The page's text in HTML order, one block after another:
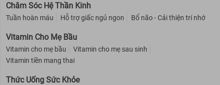
Chăm Sóc Hệ Thần Kinh
Tuần hoàn máu Hỗ trợ giấc ngủ ngon Bổ não - Cải thiện trí nhớ
Vitamin Cho Mẹ Bầu
Vitamin cho mẹ bầu
Vitamin cho mẹ sau sinh
Vitamin tiền mang thai
Thức Uống Sức Khỏe